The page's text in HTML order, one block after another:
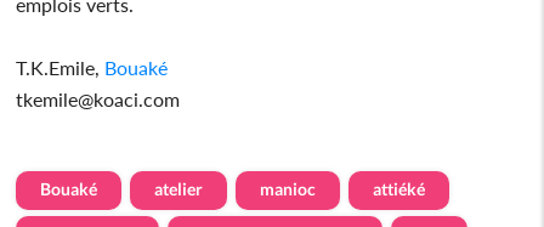
T.K.Emile, Bouaké
tkemile@koaci.com
Bouaké atelier manioc attiéké